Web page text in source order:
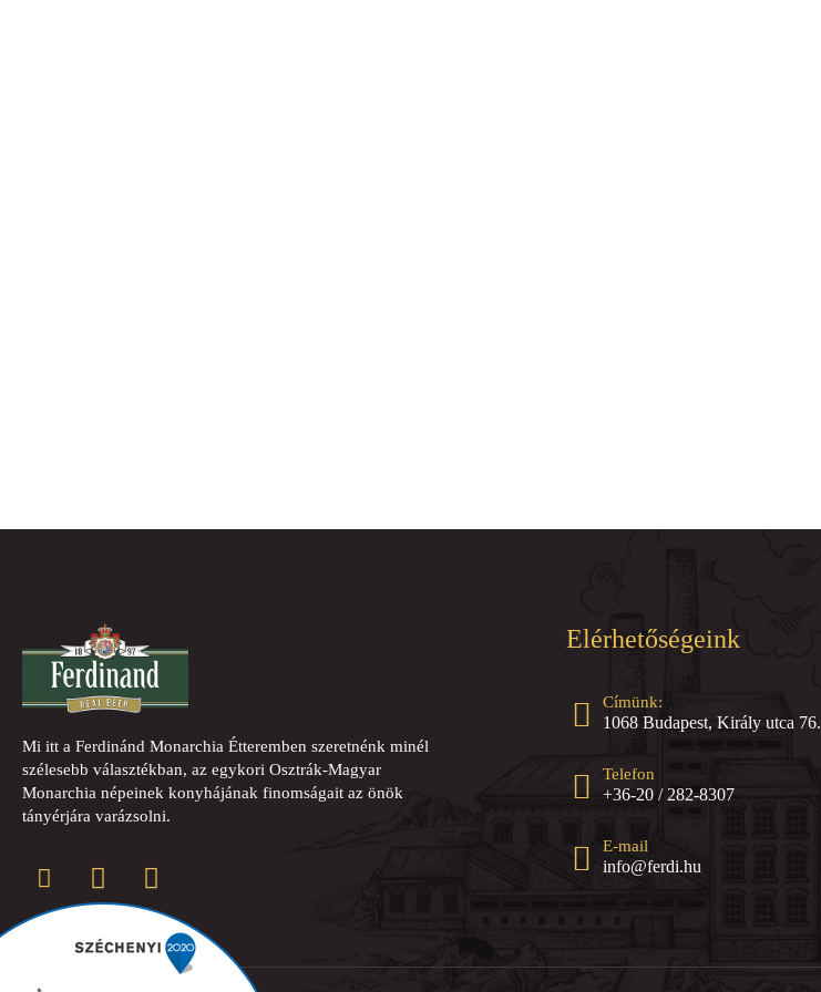
Mi itt a Ferdinánd Monarchia Étteremben szeretnénk minél
szélesebb választékban, az egykori Osztrák-Magyar
Monarchia népeinek konyhájának finomságait az önök
tányérjára varázsolni.
Elérhetőségeink
Címünk:
1068 Budapest, Király utca 76.
Telefon
+36-20 / 282-8307
E-mail
info@ferdi.hu